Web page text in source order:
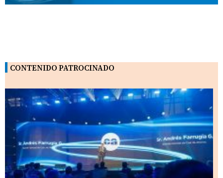
CONTENIDO PATROCINADO